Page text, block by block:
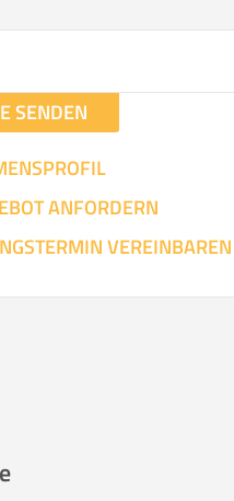
SENDEN
ANFORDERN
VEREINBAREN